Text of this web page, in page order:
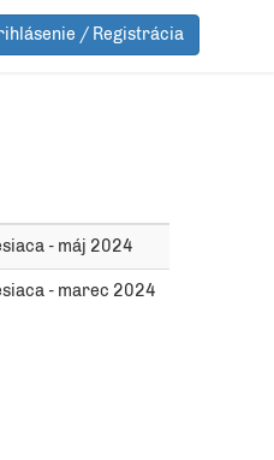
/ Registrácia
- máj 2024
- marec 2024